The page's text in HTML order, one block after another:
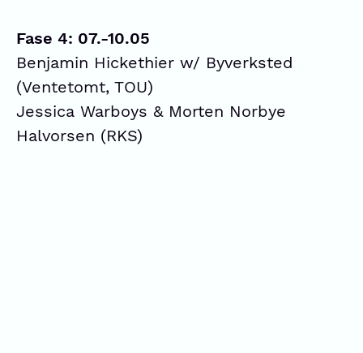
Fase 4: 07.-10.05
Benjamin Hickethier w/ Byverksted
(Ventetomt, TOU)
Jessica Warboys & Morten Norbye
Halvorsen (RKS)